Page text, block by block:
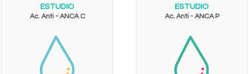
ESTUDIO
Ac. Anti - ANCA C
ESTUDIO
Ac. Anti - ANCA P